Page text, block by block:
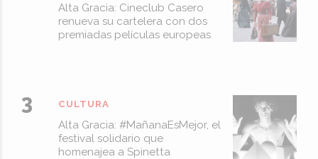
Alta Gracia: Cineclub Casero
renueva su cartelera con dos
premiadas películas europeas
Alta Gracia: #MañanaEsMejor, el
festival solidario que
homenajea a Spinetta
CULTURA